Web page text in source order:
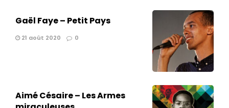
Gaël Faye – Petit Pays
21 août 2020 0
Aimé Césaire – Les Armes